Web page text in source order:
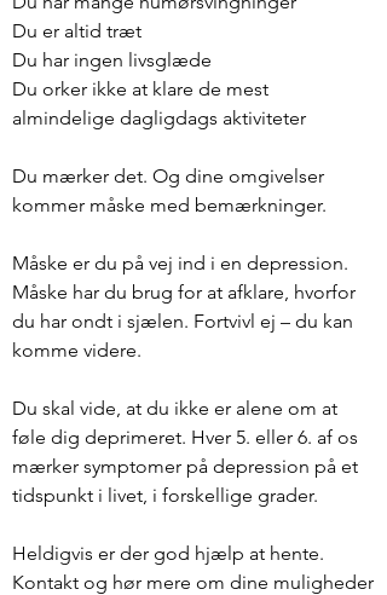
Du er altid træt
Du har ingen livsglæde
Du orker ikke at klare de mest
almindelige dagligdags aktiviteter
Du mærker det. Og dine omgivelser
kommer måske med bemærkninger.
Måske er du på vej ind i en depression.
Måske har du brug for at afklare, hvorfor
du har ondt i sjælen. Fortvivl ej – du kan
komme videre.
Du skal vide, at du ikke er alene om at
føle dig deprimeret. Hver 5. eller 6. af os
mærker symptomer på depression på et
tidspunkt i livet, i forskellige grader.
Heldigvis er der god hjælp at hente.
Kontakt og hør mere om dine muligheder